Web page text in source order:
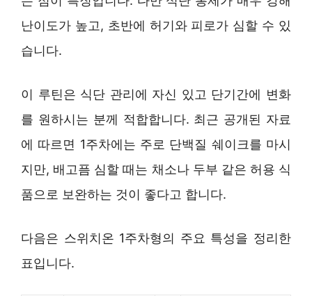
난이도가 높고, 초반에 허기와 피로가 심할 수 있
습니다.
이 루틴은 식단 관리에 자신 있고 단기간에 변화
를 원하시는 분께 적합합니다. 최근 공개된 자료
에 따르면 1주차에는 주로 단백질 쉐이크를 마시
지만, 배고픔 심할 때는 채소나 두부 같은 허용 식
품으로 보완하는 것이 좋다고 합니다.
다음은 스위치온 1주차형의 주요 특성을 정리한
표입니다.